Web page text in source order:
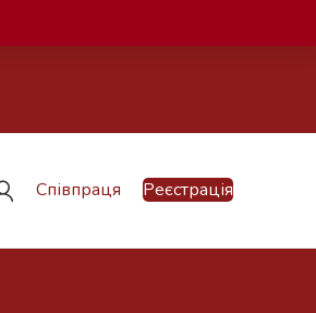
Співпраця Реєстрація